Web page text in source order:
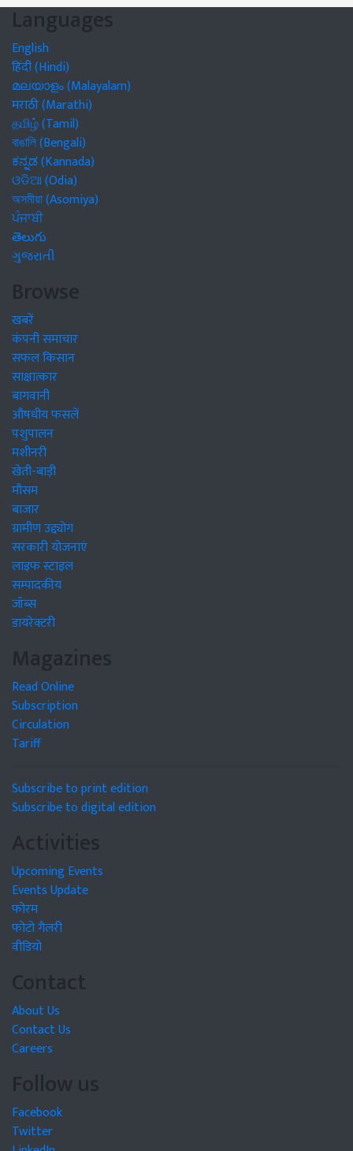
Languages
English
हिंदी (Hindi)
മലയാളം (Malayalam)
मराठी (Marathi)
தமிழ் (Tamil)
বাঙালি (Bengali)
ಕನ್ನಡ (Kannada)
ଓଡିଆ (Odia)
অসমীয়া (Asomiya)
ਪੰਜਾਬੀ
తెలుగు
ગુજરાતી
Browse
खबरें
कंपनी समाचार
सफल किसान
साक्षात्कार
बागवानी
औषधीय फसलें
पशुपालन
मशीनरी
खेती-बाड़ी
मौसम
बाजार
ग्रामीण उद्द्योग
सरकारी योजनाएं
लाइफ स्टाइल
सम्पादकीय
जॉब्स
डायरेक्टरी
Magazines
Read Online
Subscription
Circulation
Tariff
Subscribe to print edition
Subscribe to digital edition
Activities
Upcoming Events
Events Update
फोरम
फोटो गैलरी
वीडियो
Contact
About Us
Contact Us
Careers
Follow us
Facebook
Twitter